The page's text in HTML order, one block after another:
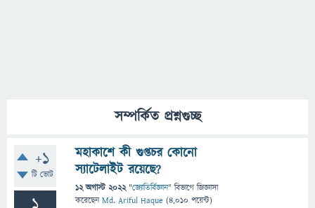
সম্পর্কিত প্রশ্নগুচ্ছ
+1
টি ভোট
মহাকাশে কী গুপ্তচর কোনো
স্যাটেলাইট রয়েছে?
12 অগাস্ট 2022 "জ্যোতির্বিজ্ঞান" বিভাগে জিজ্ঞাসা
করেছেনMd. Ariful Haque (4,010 পয়েন্ট)